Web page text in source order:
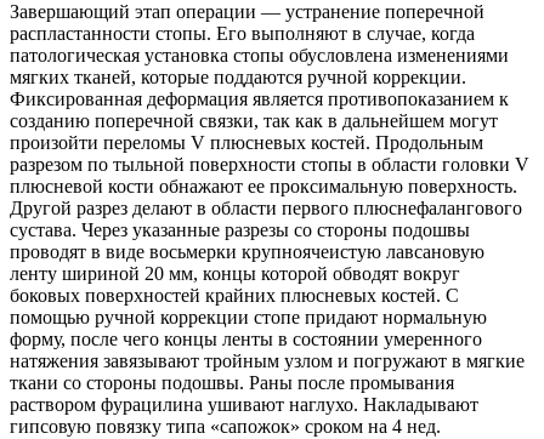
Завершающий этап операции — устранение поперечной
распластанности стопы. Его выполняют в случае, когда
патологическая установка стопы обусловлена изменениями
мягких тканей, которые поддаются ручной коррекции.
Фиксированная деформация является противопоказанием к
созданию поперечной связки, так как в дальнейшем могут
произойти переломы V плюсневых костей. Продольным
разрезом по тыльной поверхности стопы в области головки V
плюсневой кости обнажают ее проксимальную поверхность.
Другой разрез делают в области первого плюснефалангового
сустава. Через указанные разрезы со стороны подошвы
проводят в виде восьмерки крупноячеистую лавсановую
ленту шириной 20 мм, концы которой обводят вокруг
боковых поверхностей крайних плюсневых костей. С
помощью ручной коррекции стопе придают нормальную
форму, после чего концы ленты в состоянии умеренного
натяжения завязывают тройным узлом и погружают в мягкие
ткани со стороны подошвы. Раны после промывания
раствором фурацилина ушивают наглухо. Накладывают
гипсовую повязку типа «сапожок» сроком на 4 нед.